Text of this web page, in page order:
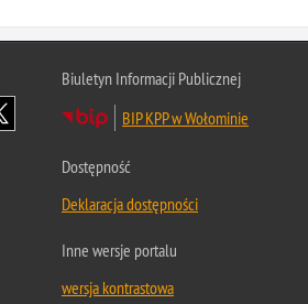
Biuletyn Informacji Publicznej
BIP KPP w Wołominie
Dostępność
Deklaracja dostępności
Inne wersje portalu
wersja kontrastowa